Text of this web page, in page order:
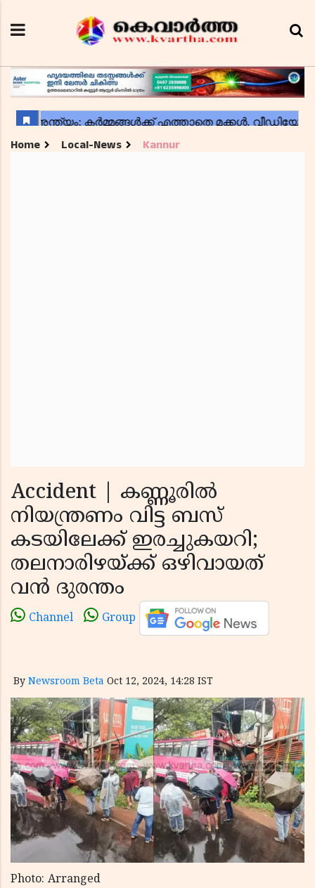
Home Local-News Kannur
Accident | കണ്ണൂരില്‍
നിയന്ത്രണം വിട്ട ബസ്
കടയിലേക്ക് ഇരച്ചുകയറി;
തലനാരിഴയ്ക്ക് ഒഴിവായത്
വന്‍ ദുരന്തം
Channel Group
By Newsroom Beta Oct 12, 2024, 14:28 IST
Photo: Arranged